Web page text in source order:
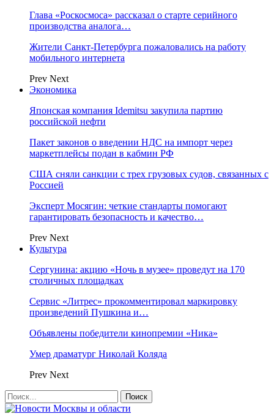
Глава «Роскосмоса» рассказал о старте серийного
производства аналога…
Жители Санкт-Петербурга пожаловались на работу
мобильного интернета
Prev Next
Экономика
Японская компания Idemitsu закупила партию
российской нефти
Пакет законов о введении НДС на импорт через
маркетплейсы подан в кабмин РФ
США сняли санкции с трех грузовых судов, связанных с
Россией
Эксперт Мосягин: четкие стандарты помогают
гарантировать безопасность и качество…
Prev Next
Культура
Сергунина: акцию «Ночь в музее» проведут на 170
столичных площадках
Сервис «Литрес» прокомментировал маркировку
произведений Пушкина и…
Объявлены победители кинопремии «Ника»
Умер драматург Николай Коляда
Prev Next